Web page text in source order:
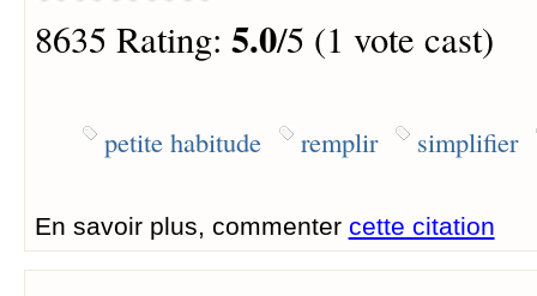
8635 Rating: 5.0/5 (1 vote cast)
petite habitude remplir simplifier
En savoir plus, commenter cette citation